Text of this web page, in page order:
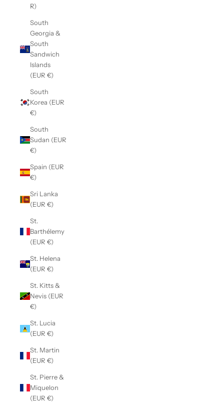
R)
South
Georgia &
South
Sandwich
Islands
(EUR €)
South
Korea (EUR
€)
South
Sudan (EUR
€)
Spain (EUR
€)
Sri Lanka
(EUR €)
St.
Barthélemy
(EUR €)
St. Helena
(EUR €)
St. Kitts &
Nevis (EUR
€)
St. Lucia
(EUR €)
St. Martin
(EUR €)
St. Pierre &
Miquelon
(EUR €)